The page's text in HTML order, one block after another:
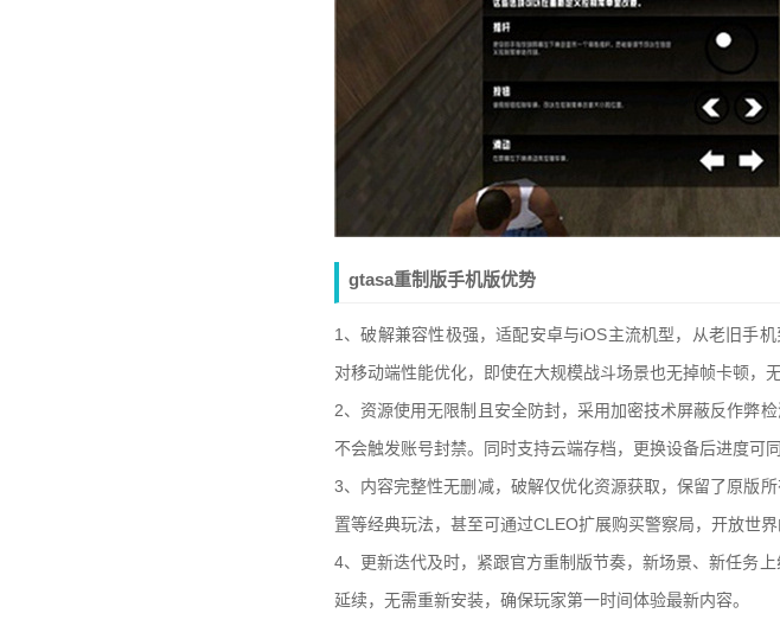
gtasa重制版手机版优势
1、破解兼容性极强，适配安卓与iOS主流机型，从老旧手
对移动端性能优化，即使在大规模战斗场景也无掉帧卡顿，
2、资源使用无限制且安全防封，采用加密技术屏蔽反作弊
不会触发账号封禁。同时支持云端存档，更换设备后进度可
3、内容完整性无删减，破解仅优化资源获取，保留了原版
置等经典玩法，甚至可通过CLEO扩展购买警察局，开放世界
4、更新迭代及时，紧跟官方重制版节奏，新场景、新任务
延续，无需重新安装，确保玩家第一时间体验最新内容。